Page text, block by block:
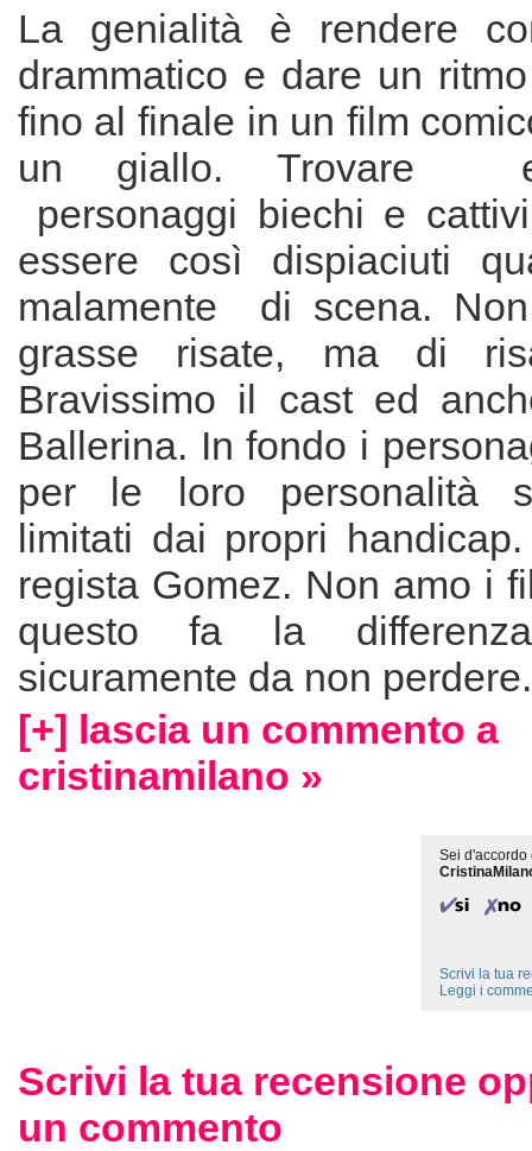
La genialità è rendere
drammatico e dare un
fino al finale in un film
un giallo. Trovare
personaggi biechi e
essere così dispiaciuti
malamente di scena.
grasse risate, ma di
Bravissimo il cast ed
Ballerina. In fondo i
per le loro personalità
limitati dai propri
regista Gomez. Non amo i
questo fa la
sicuramente da non perdere.
[+] lascia un commento a
cristinamilano »
Sei d'accordo
Scrivi la tua
Leggi i
Scrivi la tua recensione
un commento